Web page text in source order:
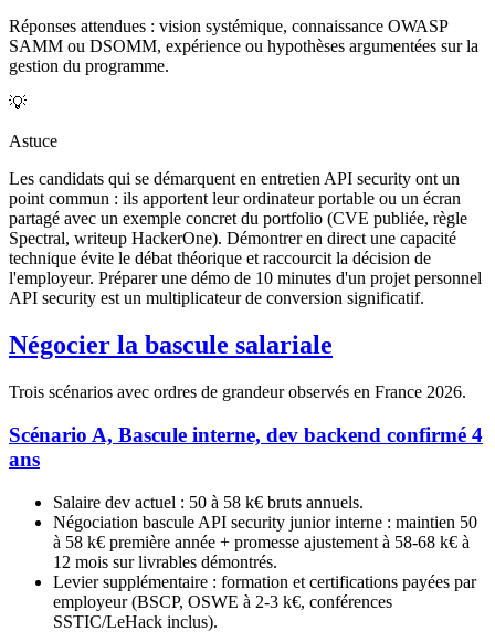
Réponses attendues : vision systémique, connaissance OWASP
SAMM ou DSOMM, expérience ou hypothèses argumentées sur la
gestion du programme.
💡
Astuce
Les candidats qui se démarquent en entretien API security ont un
point commun : ils apportent leur ordinateur portable ou un écran
partagé avec un exemple concret du portfolio (CVE publiée, règle
Spectral, writeup HackerOne). Démontrer en direct une capacité
technique évite le débat théorique et raccourcit la décision de
l'employeur. Préparer une démo de 10 minutes d'un projet personnel
API security est un multiplicateur de conversion significatif.
Négocier la bascule salariale
Trois scénarios avec ordres de grandeur observés en France 2026.
Scénario A, Bascule interne, dev backend confirmé 4
ans
Salaire dev actuel : 50 à 58 k€ bruts annuels.
Négociation bascule API security junior interne : maintien 50
à 58 k€ première année + promesse ajustement à 58-68 k€ à
12 mois sur livrables démontrés.
Levier supplémentaire : formation et certifications payées par
employeur (BSCP, OSWE à 2-3 k€, conférences
SSTIC/LeHack inclus).